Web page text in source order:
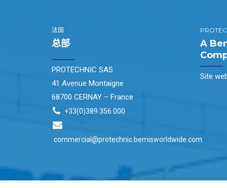
法国
总部
PROTECHNIC SAS
41 Avenue Montaigne
68700 CERNAY – France
+33(0)389 356 000
commercial@protechnic.bemisworldwide.com
A
Site